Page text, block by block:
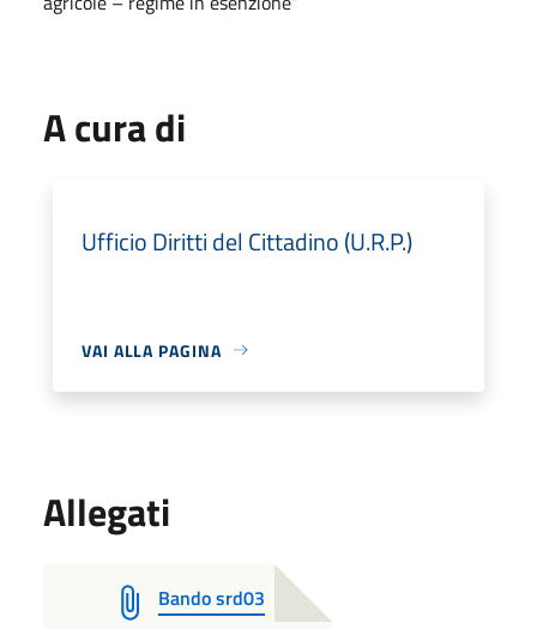
A cura di
Ufficio Diritti del Cittadino (U.R.P.)
VAI ALLA PAGINA
Allegati
Bando srd03